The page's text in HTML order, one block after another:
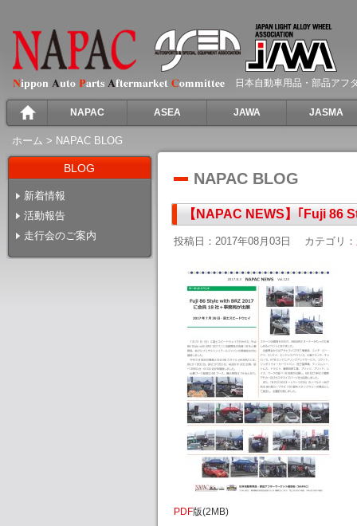
日本自動車用品・部品アフ
NAPAC ASEA JAWA JASMA
ホーム > NAPAC BLOG
BLOG
新着情報
活動報告
走行会のご案内
NAPAC BLOG
【NAPAC NEWS】｢Fuji 86
投稿日：2017年08月03日 カテゴリ：
PDF版(2MB)